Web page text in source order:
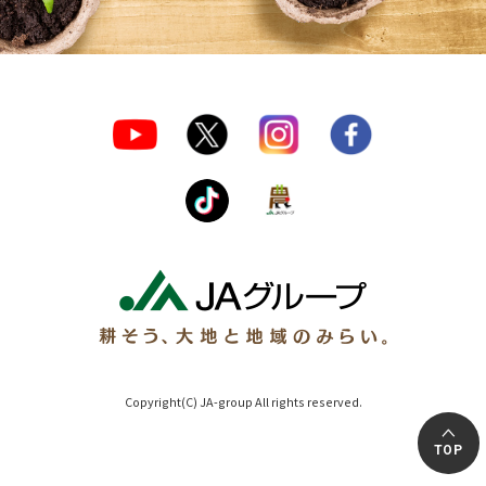
Copyright(C) JA-group All rights reserved.
TOP